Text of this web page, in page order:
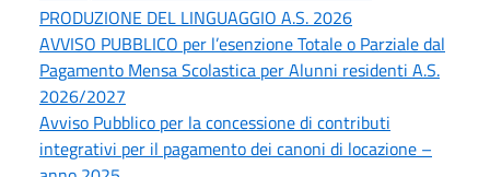
PRODUZIONE DEL LINGUAGGIO A.S. 2026
AVVISO PUBBLICO per l’esenzione Totale o Parziale dal
Pagamento Mensa Scolastica per Alunni residenti A.S.
2026/2027
Avviso Pubblico per la concessione di contributi
integrativi per il pagamento dei canoni di locazione –